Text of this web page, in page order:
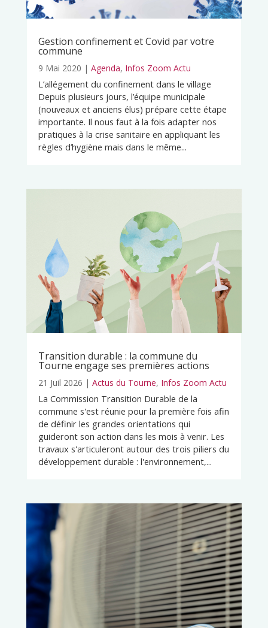
Gestion confinement et Covid par votre
commune
9 Mai 2020 | Agenda, Infos Zoom Actu
L’allégement du confinement dans le village
Depuis plusieurs jours, l’équipe municipale
(nouveaux et anciens élus) prépare cette étape
importante. Il nous faut à la fois adapter nos
pratiques à la crise sanitaire en appliquant les
règles d’hygiène mais dans le même...
Transition durable : la commune du
Tourne engage ses premières actions
21 Juil 2026 | Actus du Tourne, Infos Zoom Actu
La Commission Transition Durable de la
commune s'est réunie pour la première fois afin
de définir les grandes orientations qui
guideront son action dans les mois à venir. Les
travaux s'articuleront autour des trois piliers du
développement durable : l'environnement,...